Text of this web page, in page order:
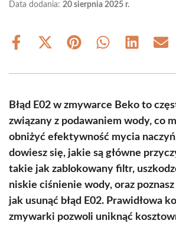
Data dodania: 20 sierpnia 2025 r.
Share
Share
(Twitter)
Share Share Share
Błąd E02 w zmywarce Beko to
związany z podawaniem wody, co
obniżyć efektywność mycia
dowiesz się, jakie są główne
takie jak zablokowany filtr,
niskie ciśnienie wody, oraz
jak usunąć błąd E02. Prawidłowa
zmywarki pozwoli uniknąć